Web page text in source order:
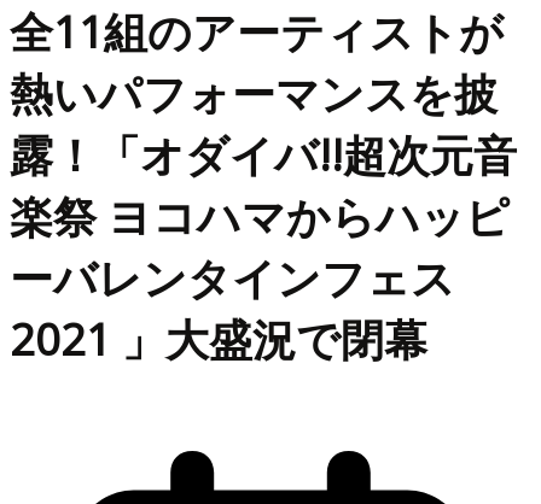
全11組のアーティストが
熱いパフォーマンスを披
露！「オダイバ!!超次元音
楽祭 ヨコハマからハッピ
ーバレンタインフェス
2021 」大盛況で閉幕